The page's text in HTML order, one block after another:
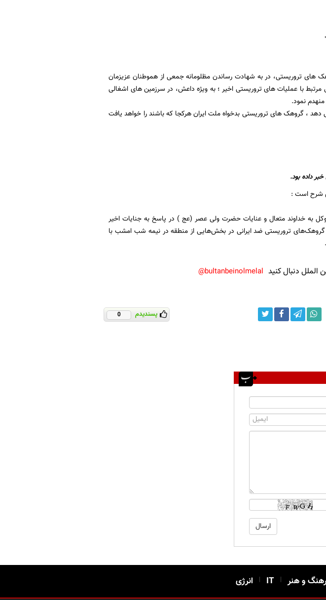
های تروریستی، در به شهادت رساندن مظلومانه جمعی از هموطنان عزیزمان
با عملیات های تروریستی اخیر ؛ به ویژه داعش، در سرزمین های اشغالی
نمود.
دهد ، گروهک های تروریستی بدخواه ملت ایران هرکجا که باشند را خواهد یافت
به خداوند متعال و عنایات حضرت ولی عصر (عج ) در پاسخ به جنایات اخیر
تروریستی ضد ایرانی در بخش‌هایی از منطقه در نیمه شب امشب با
الملل دنبال کنید bultanbeinolmelal@
پسندیدم 0
و هنر |
IT
| انرژی